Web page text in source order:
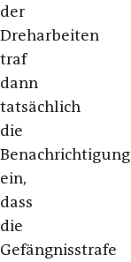
der
Dreharbeiten
traf
dann
tatsächlich
die
Benachrichtigung
ein,
dass
die
Gefängnisstrafe